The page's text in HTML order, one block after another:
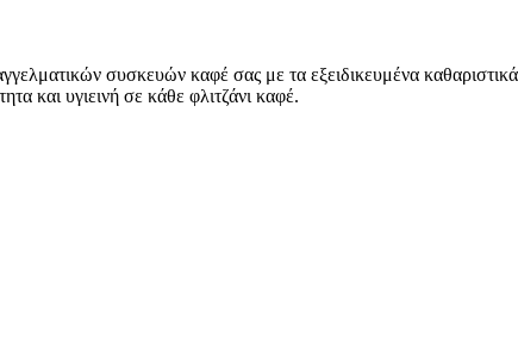
συσκευών καφέ σας με τα εξειδικευμένα
και υγιεινή σε κάθε φλιτζάνι καφέ.